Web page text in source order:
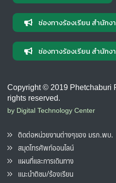
ช่องทางร้องเรียน สำนักง
ช่องทางร้องเรียน สำนักง
Copyright © 2019 Phetchaburi
rights reserved.
by Digital Technology Center
ติดต่อหน่วยงานต่างๆของ มรภ.พบ.
สมุดโทรศัพท์ออนไลน์
แผนที่และการเดินทาง
แนะนำติชม/ร้องเรียน